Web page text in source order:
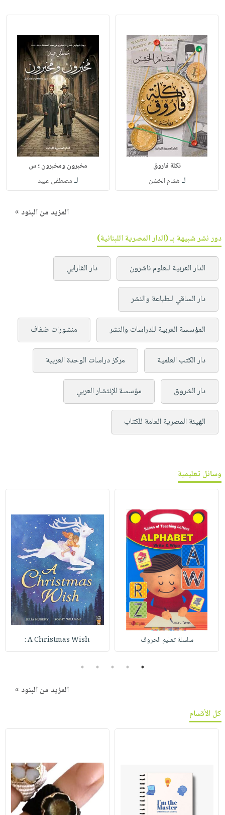
نكلة فاروق
لـ هشام الخشن
مخبرون ومخبرون ؛ س
لـ مصطفى عبيد
المزيد من البنود »
دور نشر شبيهة بـ (الدار المصرية اللبنانية)
الدار العربية للعلوم ناشرون دار الفارابي
دار الساقي للطباعة والنشر
المؤسسة العربية للدراسات والنشر منشورات ضفاف
دار الكتب العلمية مركز دراسات الوحدة العربية
دار الشروق مؤسسة الإنتشار العربي
الهيئة المصرية العامة للكتاب
وسائل تعليمية
سلسلة تعليم الحروف A Christmas Wish :
1
2
3
4
5
المزيد من البنود »
كل الأقسام